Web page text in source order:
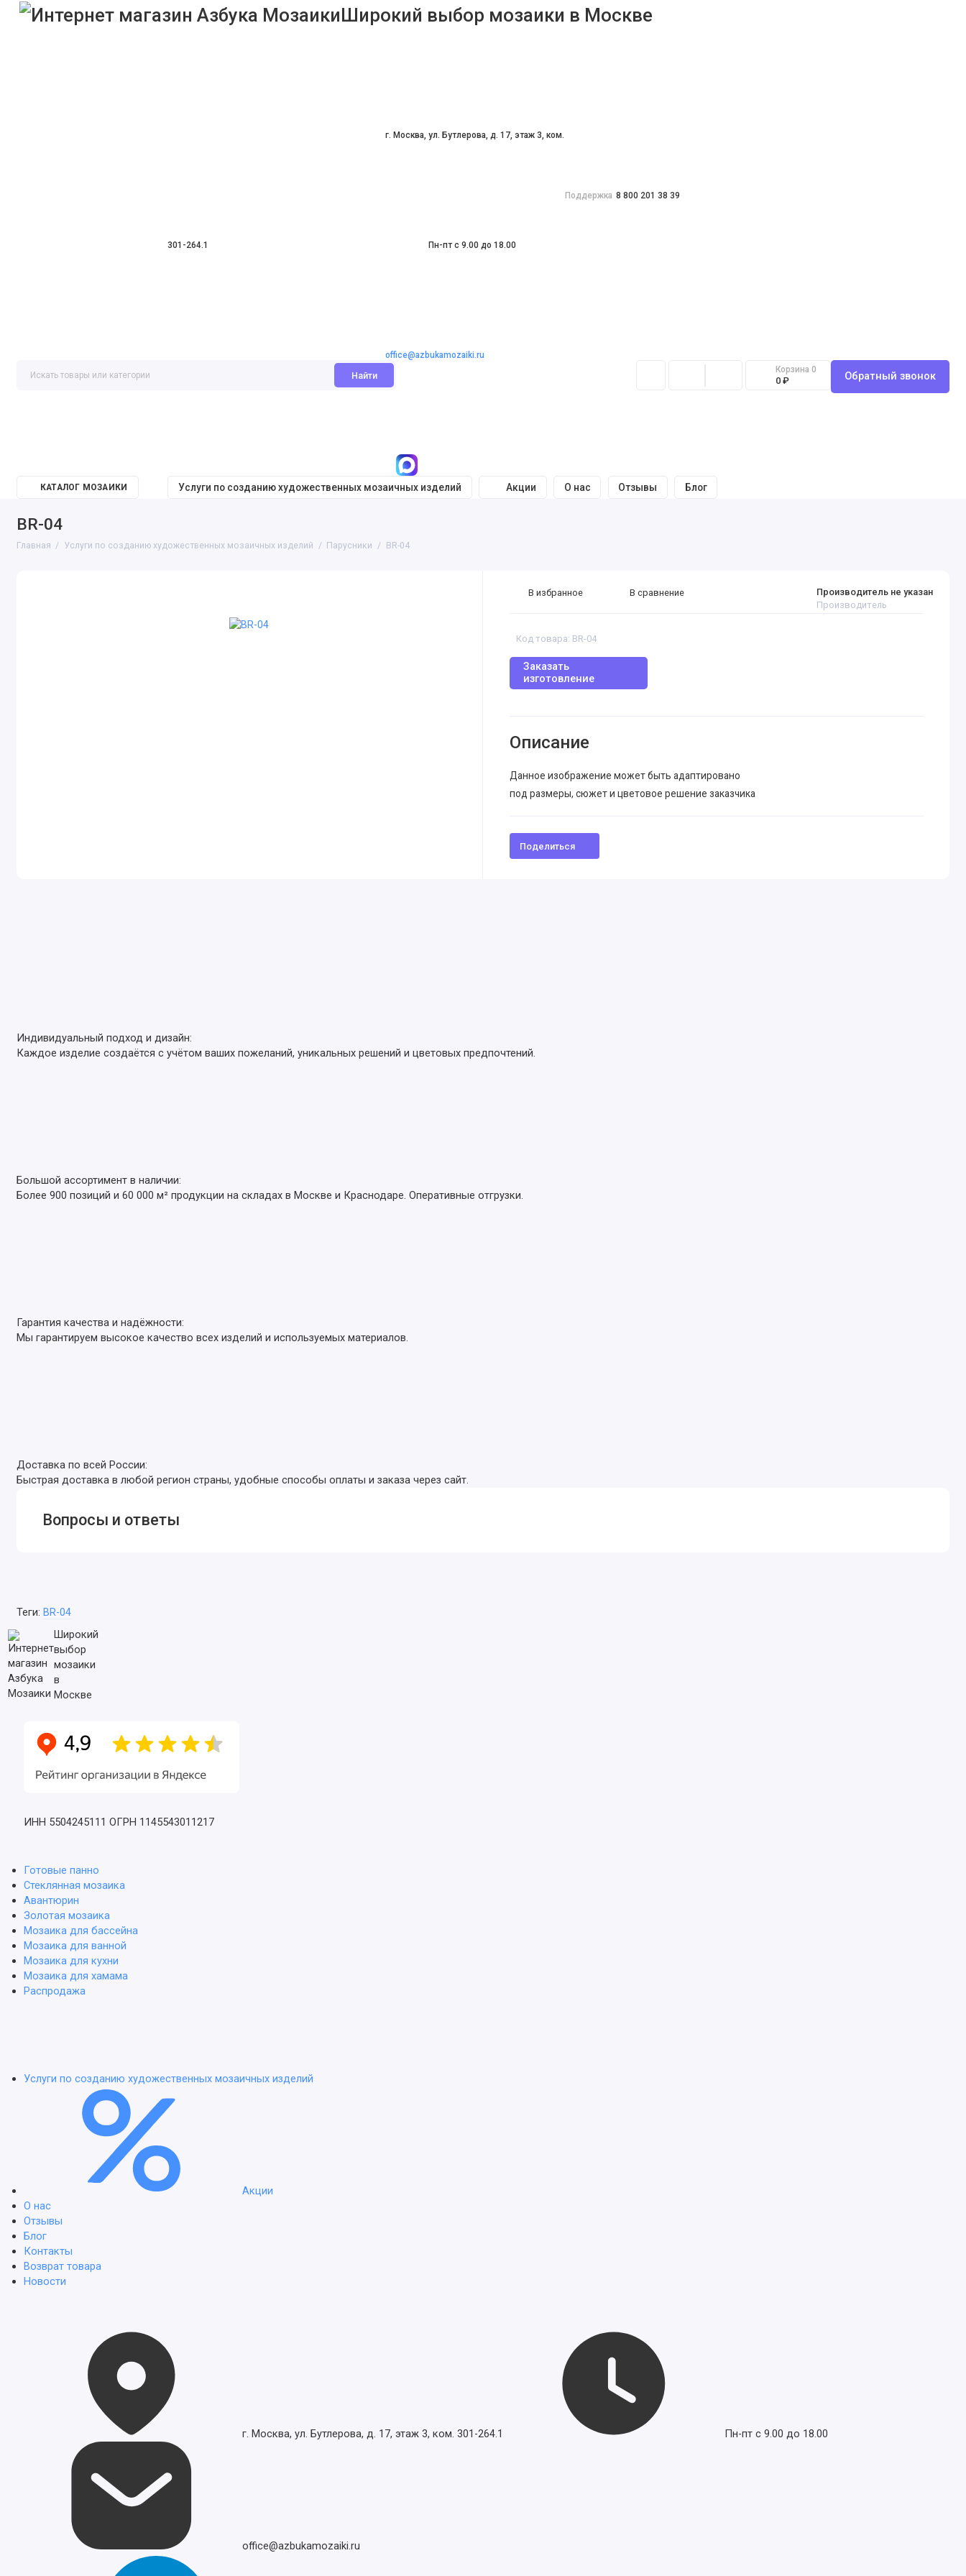
Широкий выбор мозаики в Москве
г. Москва, ул. Бутлерова, д. 17, этаж 3, ком.
301-264.1 Пн-пт с 9.00 до 18.00
office@azbukamozaiki.ru
Поддержка 8 800 201 38 39
Найти
Корзина 0
0 ₽ Обратный звонок
КАТАЛОГ МОЗАИКИ Услуги по созданию художественных мозаичных изделий Акции О нас Отзывы Блог
BR-04
Главная Услуги по созданию художественных мозаичных изделий Парусники BR-04
Код товара: BR-04
Производитель не указан
Производитель
Заказать
изготовление
В избранное В сравнение
Описание
Данное изображение может быть адаптировано
под размеры, сюжет и цветовое решение заказчика
Поделиться
Индивидуальный подход и дизайн:
Каждое изделие создаётся с учётом ваших пожеланий, уникальных решений и цветовых предпочтений.
Большой ассортимент в наличии:
Более 900 позиций и 60 000 м² продукции на складах в Москве и Краснодаре. Оперативные отгрузки.
Гарантия качества и надёжности:
Мы гарантируем высокое качество всех изделий и используемых материалов.
Доставка по всей России:
Быстрая доставка в любой регион страны, удобные способы оплаты и заказа через сайт.
Вопросы и ответы
Теги: BR-04
Широкий
выбор
мозаики
в
Москве
ИНН 5504245111 ОГРН 1145543011217
Готовые панно
Стеклянная мозаика
Авантюрин
Золотая мозаика
Мозаика для бассейна
Мозаика для ванной
Мозаика для кухни
Мозаика для хамама
Распродажа
Услуги по созданию художественных мозаичных изделий
Акции
О нас
Отзывы
Блог
Контакты
Возврат товара
Новости
г. Москва, ул. Бутлерова, д. 17, этаж 3, ком. 301-264.1 Пн-пт с 9.00 до 18.00
office@azbukamozaiki.ru